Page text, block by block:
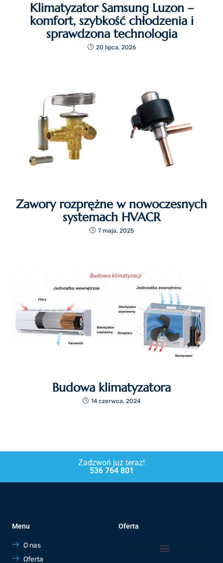
Klimatyzator Samsung Luzon –
komfort, szybkość chłodzenia i
sprawdzona technologia
20 lipca, 2026
Zawory rozprężne w nowoczesnych
systemach HVACR
7 maja, 2025
Budowa klimatyzatora
14 czerwca, 2024
Zadzwoń już teraz!
536 764 801
Menu
O nas
Oferta
Oferta